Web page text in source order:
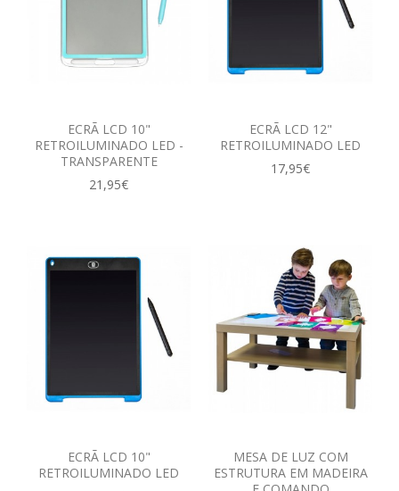
ECRÃ LCD 10"
RETROILUMINADO LED -
TRANSPARENTE
21,95€
ECRÃ LCD 12"
RETROILUMINADO LED
17,95€
ECRÃ LCD 10"
RETROILUMINADO LED
MESA DE LUZ COM
ESTRUTURA EM MADEIRA